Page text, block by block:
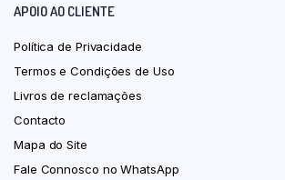
APOIO AO CLIENTE
Política de Privacidade
Termos e Condições de Uso
Livros de reclamações
Contacto
Mapa do Site
Fale Connosco no WhatsApp